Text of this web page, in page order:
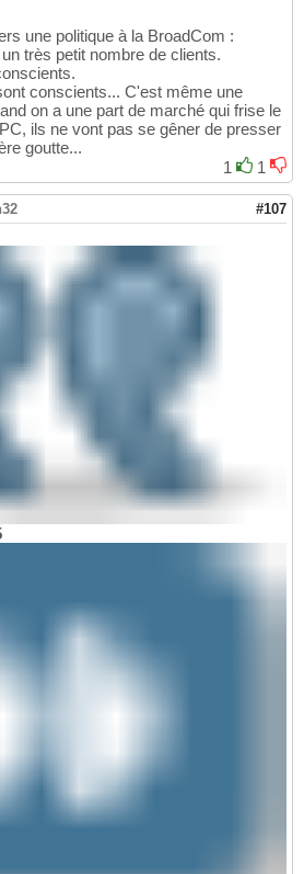
une politique à la BroadCom :
très petit nombre de clients.
conscients... C'est même une
on a une part de marché qui frise le
ils ne vont pas se gêner de presser
goutte...
1
1
#107